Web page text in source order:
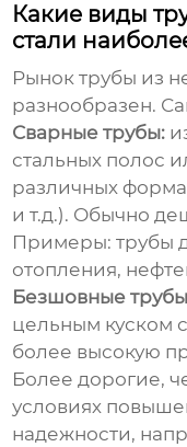
Какие виды
стали
Рыноктрубы из
разнообразен.
Сварные трубы:
стальных полос
различных
и т.д.). Обычно
Примеры: трубы
отопления,
Безшовные
цельным куском
более высокую
Более дорогие,
условиях
надежности,